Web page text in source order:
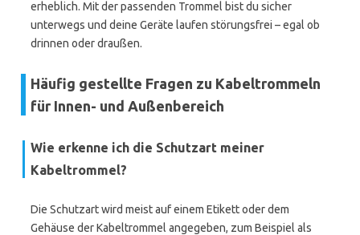
erheblich. Mit der passenden Trommel bist du sicher
unterwegs und deine Geräte laufen störungsfrei – egal ob
drinnen oder draußen.
Häufig gestellte Fragen zu Kabeltrommeln
für Innen- und Außenbereich
Wie erkenne ich die Schutzart meiner
Kabeltrommel?
Die Schutzart wird meist auf einem Etikett oder dem
Gehäuse der Kabeltrommel angegeben, zum Beispiel als